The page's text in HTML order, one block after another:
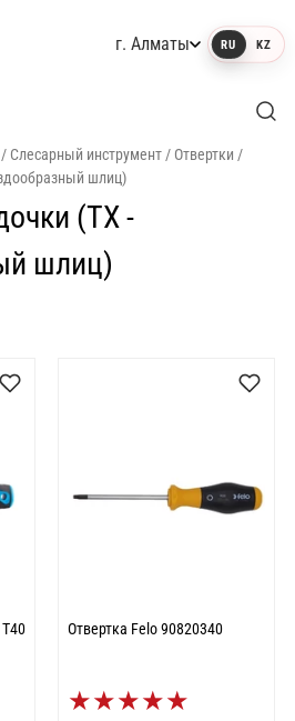
г. Алматы RU KZ
Слесарный инструмент/ Отвертки /
шлиц)
(TX -
шлиц)
Отвертка Felo 90820340
★★★★★